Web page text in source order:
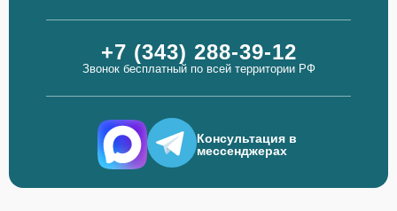
+7 (343) 288-39-12
Звонок бесплатный по всей территории РФ
Консультация в
мессенджерах